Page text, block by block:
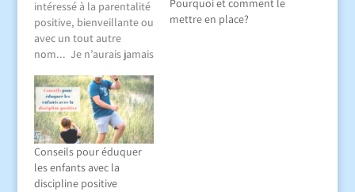
intéressé à la parentalité
positive, bienveillante ou
avec un tout autre
nom... Je n’aurais jamais
autant de choses ! Ah
oui ? On peut savoir... :
Pourquoi mon enfant
pique une crise ? Que
mon enfant me transmet
un message au travers
d’une colère ? Qu’il est…
Pourquoi et comment le
mettre en place?
Conseils pour éduquer
les enfants avec la
discipline positive